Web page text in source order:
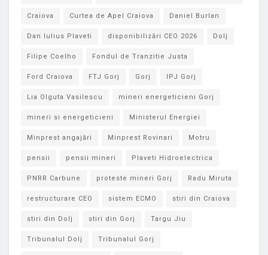
Craiova Curtea de Apel Craiova Daniel Burlan
Dan Iulius Plaveti disponibilizări CEO 2026 Dolj
Filipe Coelho Fondul de Tranzitie Justa
Ford Craiova FTJ Gorj Gorj IPJ Gorj
Lia Olguta Vasilescu mineri energeticieni Gorj
mineri si energeticieni Ministerul Energiei
Minprest angajări Minprest Rovinari Motru
pensii pensii mineri Plaveti Hidroelectrica
PNRR Carbune proteste mineri Gorj Radu Miruta
restructurare CEO sistem ECMO stiri din Craiova
stiri din Dolj stiri din Gorj Targu Jiu
Tribunalul Dolj Tribunalul Gorj